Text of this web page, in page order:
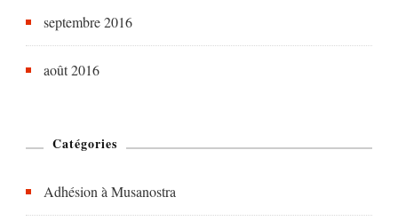
septembre 2016
août 2016
Catégories
Adhésion à Musanostra